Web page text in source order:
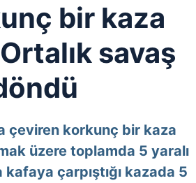
bir kaza
savaş
çeviren korkunç bir kaza
üzere toplamda 5 yaralı
çarpıştığı kazada 5